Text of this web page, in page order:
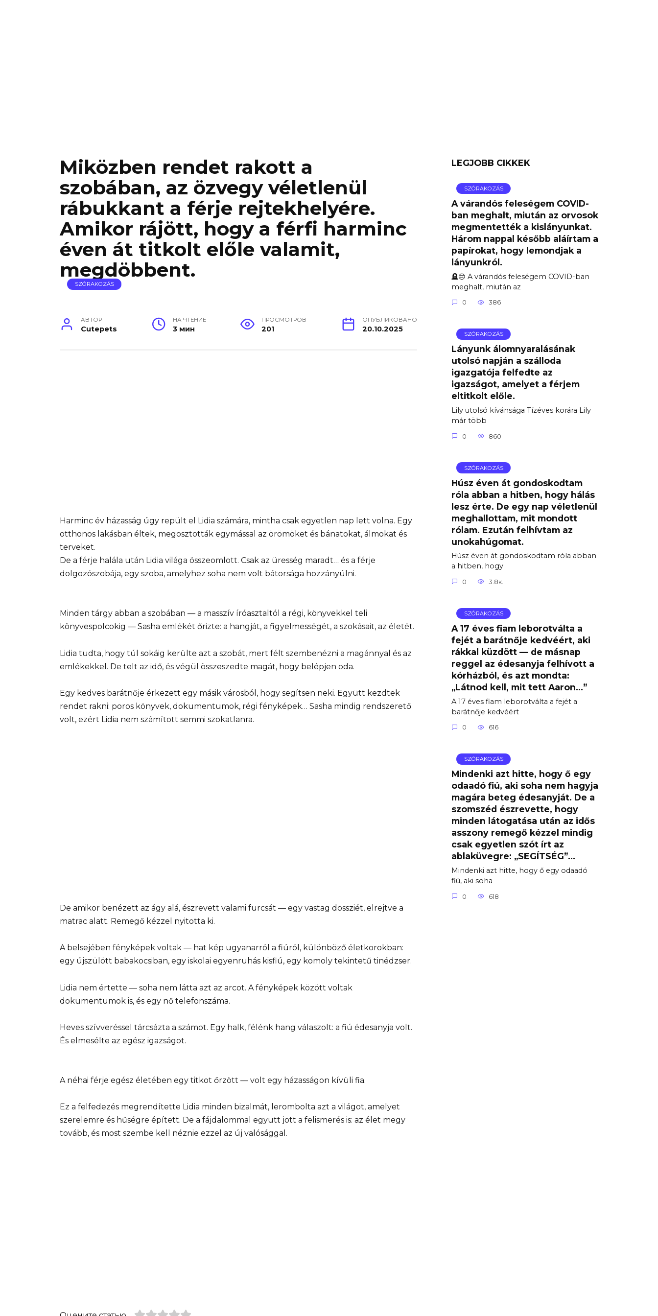
Miközben rendet rakott a
szobában, az özvegy véletlenül
rábukkant a férje rejtekhelyére.
Amikor rájött, hogy a férfi harminc
éven át titkolt előle valamit,
megdöbbent.
SZÓRAKOZÁS
АВТОР
Cutepets
НА ЧТЕНИЕ
3 мин
ПРОСМОТРОВ
201
ОПУБЛИКОВАНО
20.10.2025
Harminc év házasság úgy repült el Lidia számára, mintha csak egyetlen nap lett volna. Egy
otthonos lakásban éltek, megosztották egymással az örömöket és bánatokat, álmokat és
terveket.
De a férje halála után Lidia világa összeomlott. Csak az üresség maradt… és a férje
dolgozószobája, egy szoba, amelyhez soha nem volt bátorsága hozzányúlni.
Minden tárgy abban a szobában — a masszív íróasztaltól a régi, könyvekkel teli
könyvespolcokig — Sasha emlékét őrizte: a hangját, a figyelmességét, a szokásait, az életét.
Lidia tudta, hogy túl sokáig kerülte azt a szobát, mert félt szembenézni a magánnyal és az
emlékekkel. De telt az idő, és végül összeszedte magát, hogy belépjen oda.
Egy kedves barátnője érkezett egy másik városból, hogy segítsen neki. Együtt kezdtek
rendet rakni: poros könyvek, dokumentumok, régi fényképek… Sasha mindig rendszerető
volt, ezért Lidia nem számított semmi szokatlanra.
De amikor benézett az ágy alá, észrevett valami furcsát — egy vastag dossziét, elrejtve a
matrac alatt. Remegő kézzel nyitotta ki.
A belsejében fényképek voltak — hat kép ugyanarról a fiúról, különböző életkorokban:
egy újszülött babakocsiban, egy iskolai egyenruhás kisfiú, egy komoly tekintetű tinédzser.
Lidia nem értette — soha nem látta azt az arcot. A fényképek között voltak
dokumentumok is, és egy nő telefonszáma.
Heves szívveréssel tárcsázta a számot. Egy halk, félénk hang válaszolt: a fiú édesanyja volt.
És elmesélte az egész igazságot.
A néhai férje egész életében egy titkot őrzött — volt egy házasságon kívüli fia.
Ez a felfedezés megrendítette Lidia minden bizalmát, lerombolta azt a világot, amelyet
szerelemre és hűségre épített. De a fájdalommal együtt jött a felismerés is: az élet megy
tovább, és most szembe kell néznie ezzel az új valósággal.
LEGJOBB CIKKEK
SZÓRAKOZÁS
A várandós feleségem COVID-
ban meghalt, miután az orvosok
megmentették a kislányunkat.
Három nappal később aláírtam a
papírokat, hogy lemondjak a
lányunkról.
🪦😔 A várandós feleségem COVID-ban
meghalt, miután az
0 386
SZÓRAKOZÁS
Lányunk álomnyaralásának
utolsó napján a szálloda
igazgatója felfedte az
igazságot, amelyet a férjem
eltitkolt előle.
Lily utolsó kívánsága Tízéves korára Lily
már több
0 860
SZÓRAKOZÁS
Húsz éven át gondoskodtam
róla abban a hitben, hogy hálás
lesz érte. De egy nap véletlenül
meghallottam, mit mondott
rólam. Ezután felhívtam az
unokahúgomat.
Húsz éven át gondoskodtam róla abban
a hitben, hogy
0 3.8к.
SZÓRAKOZÁS
A 17 éves fiam leborotválta a
fejét a barátnője kedvéért, aki
rákkal küzdött — de másnap
reggel az édesanyja felhívott a
kórházból, és azt mondta:
„Látnod kell, mit tett Aaron…”
A 17 éves fiam leborotválta a fejét a
barátnője kedvéért
0 616
SZÓRAKOZÁS
Mindenki azt hitte, hogy ő egy
odaadó fiú, aki soha nem hagyja
magára beteg édesanyját. De a
szomszéd észrevette, hogy
minden látogatása után az idős
asszony remegő kézzel mindig
csak egyetlen szót írt az
ablaküvegre: „SEGÍTSÉG”…
Mindenki azt hitte, hogy ő egy odaadó
fiú, aki soha
0 618